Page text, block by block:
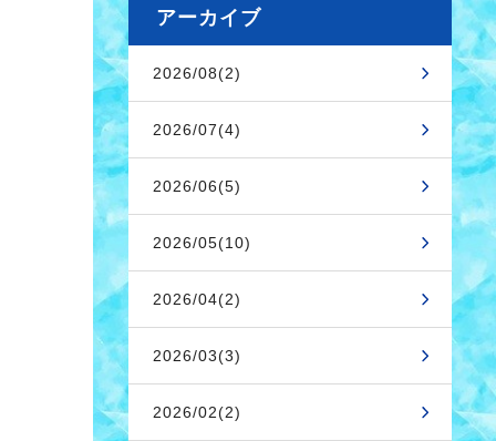
アーカイブ
2026/08(2)
2026/07(4)
2026/06(5)
2026/05(10)
2026/04(2)
2026/03(3)
2026/02(2)